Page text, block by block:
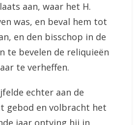
aan, waar het H.
was, en beval hem tot
en den bisschop in de
te bevelen de reliquieën
te verheffen.
echter aan de
gebod en volbracht het
jaar ontving hij in